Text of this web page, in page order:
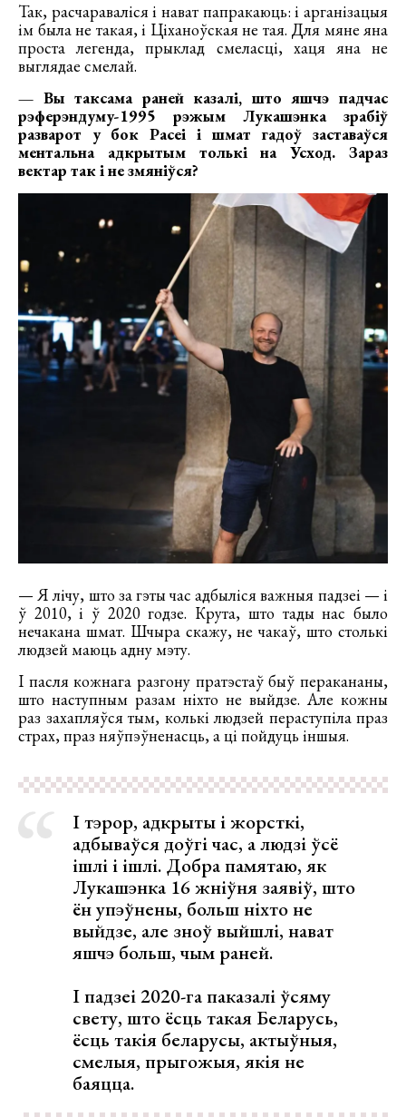
Так, расчараваліся і нават папракаюць: і арганізацыя
ім была не такая, і Ціханоўская не тая. Для мяне яна
проста легенда, прыклад смеласці, хаця яна не
выглядае смелай.
— Вы таксама раней казалі, што яшчэ падчас
рэферэндуму-1995 рэжым Лукашэнка зрабіў
разварот у бок Расеі і шмат гадоў заставаўся
ментальна адкрытым толькі на Усход. Зараз
вектар так і не змяніўся?
— Я лічу, што за гэты час адбыліся важныя падзеі — і
ў 2010, і ў 2020 годзе. Крута, што тады нас было
нечакана шмат. Шчыра скажу, не чакаў, што столькі
людзей маюць адну мэту.
І пасля кожнага разгону пратэстаў быў перакананы,
што наступным разам ніхто не выйдзе. Але кожны
раз захапляўся тым, колькі людзей пераступіла праз
страх, праз няўпэўненасць, а ці пойдуць іншыя.
І тэрор, адкрыты і жорсткі,
адбываўся доўгі час, а людзі ўсё
ішлі і ішлі. Добра памятаю, як
Лукашэнка 16 жніўня заявіў, што
ён упэўнены, больш ніхто не
выйдзе, але зноў выйшлі, нават
яшчэ больш, чым раней.
І падзеі 2020-га паказалі ўсяму
свету, што ёсць такая Беларусь,
ёсць такія беларусы, актыўныя,
смелыя, прыгожыя, якія не
баяцца.